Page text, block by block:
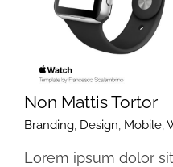
Non Mattis Tortor
Branding, Design, Mobile,
Lorem ipsum dolor